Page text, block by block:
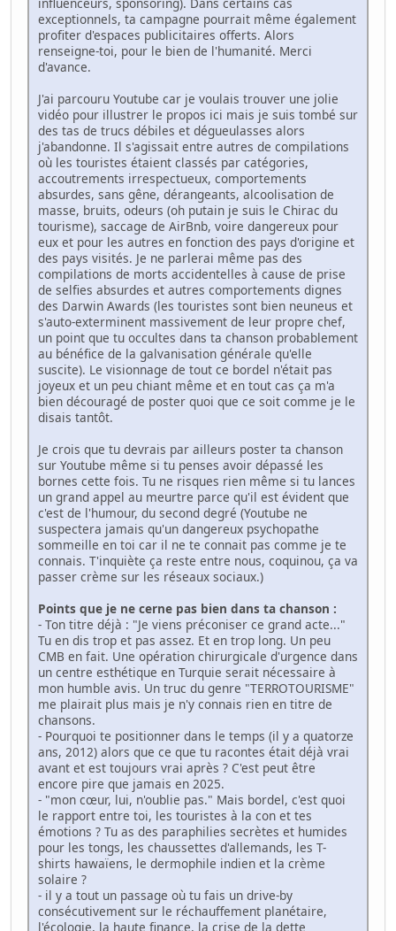
influenceurs, sponsoring). Dans certains cas
exceptionnels, ta campagne pourrait même également
profiter d'espaces publicitaires offerts. Alors
renseigne-toi, pour le bien de l'humanité. Merci
d'avance.
J'ai parcouru Youtube car je voulais trouver une jolie
vidéo pour illustrer le propos ici mais je suis tombé sur
des tas de trucs débiles et dégueulasses alors
j'abandonne. Il s'agissait entre autres de compilations
où les touristes étaient classés par catégories,
accoutrements irrespectueux, comportements
absurdes, sans gêne, dérangeants, alcoolisation de
masse, bruits, odeurs (oh putain je suis le Chirac du
tourisme), saccage de AirBnb, voire dangereux pour
eux et pour les autres en fonction des pays d'origine et
des pays visités. Je ne parlerai même pas des
compilations de morts accidentelles à cause de prise
de selfies absurdes et autres comportements dignes
des Darwin Awards (les touristes sont bien neuneus et
s'auto-exterminent massivement de leur propre chef,
un point que tu occultes dans ta chanson probablement
au bénéfice de la galvanisation générale qu'elle
suscite). Le visionnage de tout ce bordel n'était pas
joyeux et un peu chiant même et en tout cas ça m'a
bien découragé de poster quoi que ce soit comme je le
disais tantôt.
Je crois que tu devrais par ailleurs poster ta chanson
sur Youtube même si tu penses avoir dépassé les
bornes cette fois. Tu ne risques rien même si tu lances
un grand appel au meurtre parce qu'il est évident que
c'est de l'humour, du second degré (Youtube ne
suspectera jamais qu'un dangereux psychopathe
sommeille en toi car il ne te connait pas comme je te
connais. T'inquiète ça reste entre nous, coquinou, ça va
passer crème sur les réseaux sociaux.)
Points que je ne cerne pas bien dans ta chanson :
- Ton titre déjà : "Je viens préconiser ce grand acte..."
Tu en dis trop et pas assez. Et en trop long. Un peu
CMB en fait. Une opération chirurgicale d'urgence dans
un centre esthétique en Turquie serait nécessaire à
mon humble avis. Un truc du genre "TERROTOURISME"
me plairait plus mais je n'y connais rien en titre de
chansons.
- Pourquoi te positionner dans le temps (il y a quatorze
ans, 2012) alors que ce que tu racontes était déjà vrai
avant et est toujours vrai après ? C'est peut être
encore pire que jamais en 2025.
- "mon cœur, lui, n'oublie pas." Mais bordel, c'est quoi
le rapport entre toi, les touristes à la con et tes
émotions ? Tu as des paraphilies secrètes et humides
pour les tongs, les chaussettes d'allemands, les T-
shirts hawaïens, le dermophile indien et la crème
solaire ?
- il y a tout un passage où tu fais un drive-by
consécutivement sur le réchauffement planétaire,
l'écologie, la haute finance, la crise de la dette